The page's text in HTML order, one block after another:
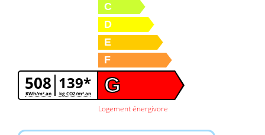
508
KWh/m².an
139*
kg CO2/m².an
C
D
E
F
G
Logement énergivore